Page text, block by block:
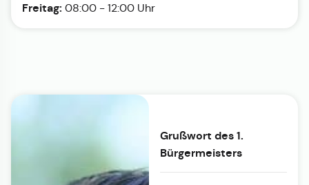
Freitag: 08:00 - 12:00 Uhr
Grußwort des 1.
Bürgermeisters